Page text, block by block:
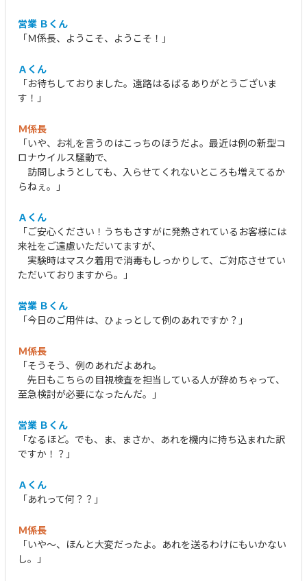
営業 Ｂくん
「Ｍ係長、ようこそ、ようこそ！」
Ａくん
「お待ちしておりました。遠路はるばるありがとうございま
す！」
Ｍ係長
「いや、お礼を言うのはこっちのほうだよ。最近は例の新型コ
ロナウイルス騒動で、
訪問しようとしても、入らせてくれないところも増えてるか
らねぇ。」
Ａくん
「ご安心ください！うちもさすがに発熱されているお客様には
来社をご遠慮いただいてますが、
実験時はマスク着用で消毒もしっかりして、ご対応させてい
ただいておりますから。」
営業 Ｂくん
「今日のご用件は、ひょっとして例のあれですか？」
Ｍ係長
「そうそう、例のあれだよあれ。
先日もこちらの目視検査を担当している人が辞めちゃって、
至急検討が必要になったんだ。」
営業 Ｂくん
「なるほど。でも、ま、まさか、あれを機内に持ち込まれた訳
ですか！？」
Ａくん
「あれって何？？」
Ｍ係長
「いや～、ほんと大変だったよ。あれを送るわけにもいかない
し。」